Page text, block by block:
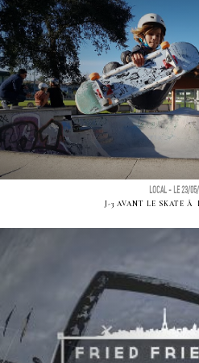
LOCAL - LE 23/
J-3 AVANT LE SKATE Ã